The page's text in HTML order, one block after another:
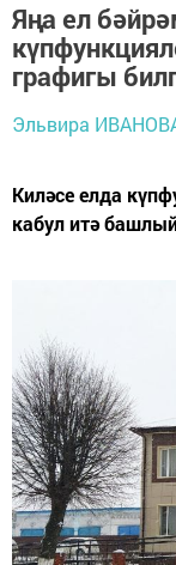
Яңа ел
графигы
Эльвира
Киләсе елда
кабул итә